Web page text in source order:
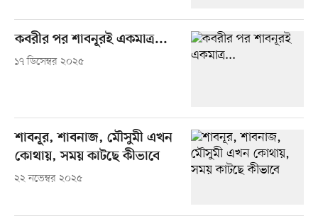
কবরীর পর শাবনূরই একমাত্র...
১৭ ডিসেম্বর ২০২৫
শাবনূর, শাবনাজ, মৌসুমী এখন
কোথায়, সময় কাটছে কীভাবে
২২ নভেম্বর ২০২৫